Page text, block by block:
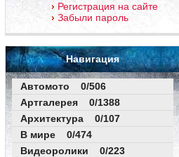
Регистрация на сайте
Забыли пароль
Навигация
Автомото 0/506
Артгалерея 0/1388
Архитектура 0/107
В мире 0/474
Видеоролики 0/223